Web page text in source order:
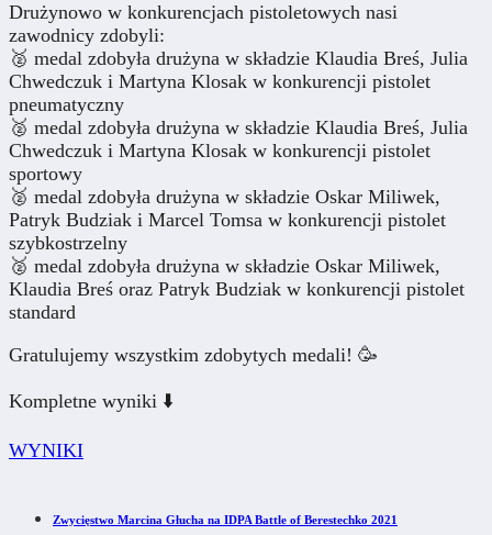
Drużynowo w konkurencjach pistoletowych nasi
zawodnicy zdobyli:
🥈 medal zdobyła drużyna w składzie Klaudia Breś, Julia
Chwedczuk i Martyna Klosak w konkurencji pistolet
pneumatyczny
🥈 medal zdobyła drużyna w składzie Klaudia Breś, Julia
Chwedczuk i Martyna Klosak w konkurencji pistolet
sportowy
🥈 medal zdobyła drużyna w składzie Oskar Miliwek,
Patryk Budziak i Marcel Tomsa w konkurencji pistolet
szybkostrzelny
🥈 medal zdobyła drużyna w składzie Oskar Miliwek,
Klaudia Breś oraz Patryk Budziak w konkurencji pistolet
standard
Gratulujemy wszystkim zdobytych medali! 🥳
Kompletne wyniki ⬇️
WYNIKI
Zwycięstwo Marcina Głucha na IDPA Battle of Berestechko 2021